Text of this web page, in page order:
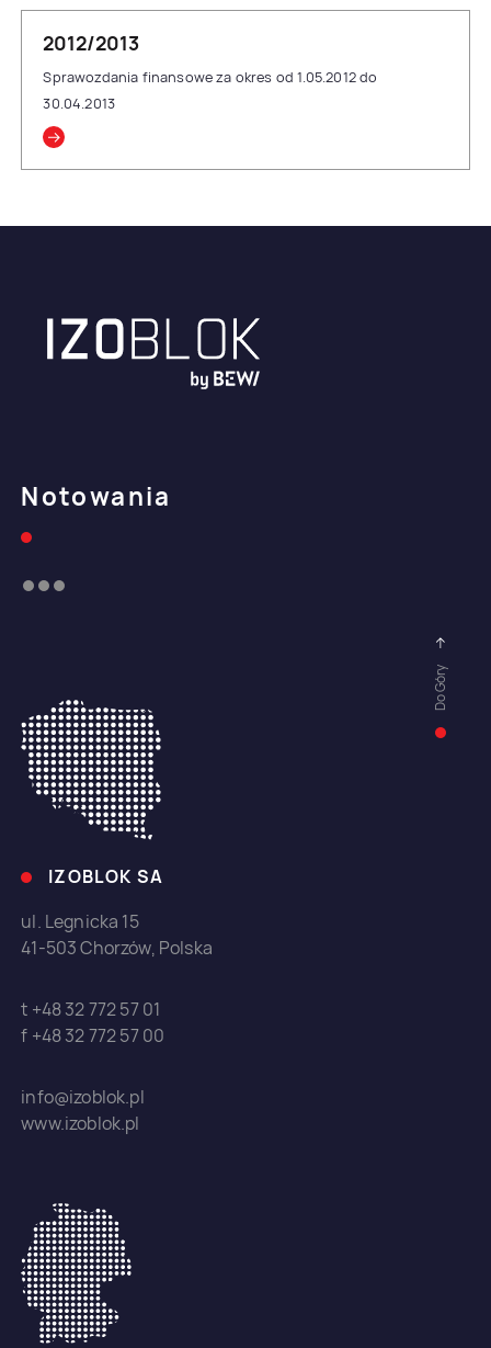
2012/2013
Sprawozdania finansowe za okres od 1.05.2012 do
30.04.2013
Do Góry
Notowania
IZOBLOK SA
ul. Legnicka 15
41-503 Chorzów, Polska
t +48 32 772 57 01
f +48 32 772 57 00
info@izoblok.pl
www.izoblok.pl